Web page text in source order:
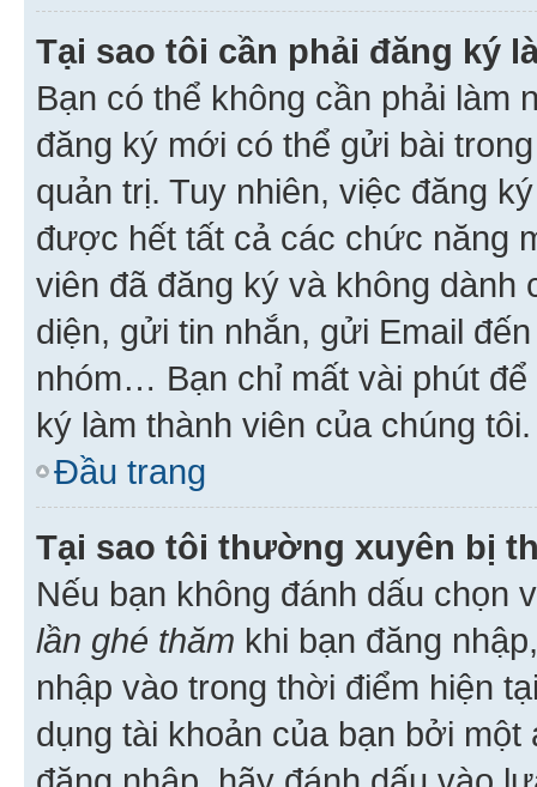
Tại sao tôi cần phải đăng ký
Bạn có thể không cần phải làm
đăng ký mới có thể gửi bài
quản trị. Tuy nhiên, việc đăng
được hết tất cả các chức năng
viên đã đăng ký và không
diện, gửi tin nhắn, gửi Email
nhóm… Bạn chỉ mất vài phút
ký làm thành viên của chúng tôi.
Đầu trang
Tại sao tôi thường xuyên bị
Nếu bạn không đánh dấu chọn
lần ghé thăm khi bạn đăng
nhập vào trong thời điểm hiện
dụng tài khoản của bạn bởi